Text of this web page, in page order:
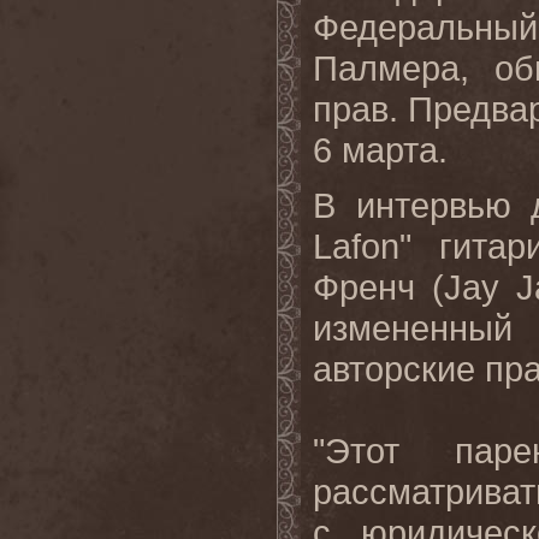
Палмера,
прав.
6 марта.
В интервью
Lafon"
Френч (Jay
авторские
"Этот